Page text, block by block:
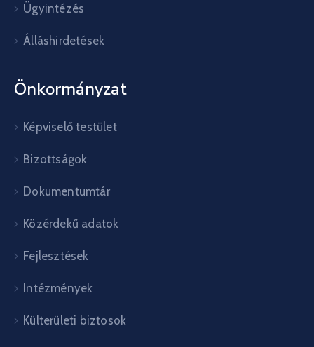
Ügyintézés
Álláshirdetések
Önkormányzat
Képviselő testület
Bizottságok
Dokumentumtár
Közérdekű adatok
Fejlesztések
Intézmények
Külterületi biztosok